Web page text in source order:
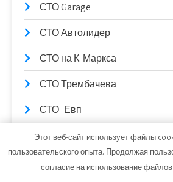
СТО Garage
СТО Автолидер
СТО на К. Маркса
СТО Трембачева
СТО_Евп
СТО, СТО
Этот веб-сайт использует файлы
пользовательского опыта. Продолжая
согласие на использование